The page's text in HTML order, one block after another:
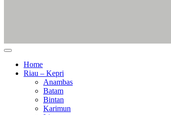
Home
Riau – Kepri
Anambas
Batam
Bintan
Karimun